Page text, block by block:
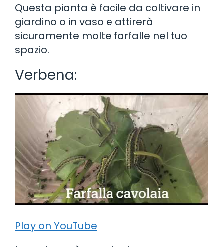
Questa pianta è facile da coltivare in
giardino o in vaso e attirerà
sicuramente molte farfalle nel tuo
spazio.
Verbena:
Play on YouTube